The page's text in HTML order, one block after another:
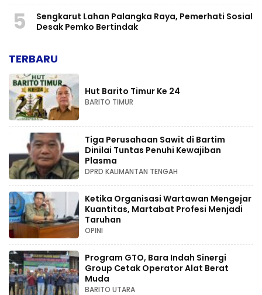
5
Sengkarut Lahan Palangka Raya, Pemerhati Sosial
Desak Pemko Bertindak
TERBARU
Hut Barito Timur Ke 24
BARITO TIMUR
Tiga Perusahaan Sawit di Bartim
Dinilai Tuntas Penuhi Kewajiban
Plasma
DPRD KALIMANTAN TENGAH
Ketika Organisasi Wartawan Mengejar
Kuantitas, Martabat Profesi Menjadi
Taruhan
OPINI
Program GTO, Bara Indah Sinergi
Group Cetak Operator Alat Berat
Muda
BARITO UTARA